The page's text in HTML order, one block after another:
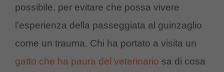
possibile, per evitare che possa vivere
l’esperienza della passeggiata al guinzaglio
come un trauma. Chi ha portato a visita un
gatto che ha paura del veterinario sa di cosa